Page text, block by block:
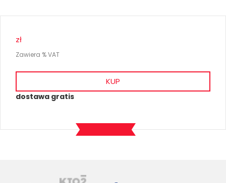
zł
Zawiera % VAT
KUP
dostawa gratis